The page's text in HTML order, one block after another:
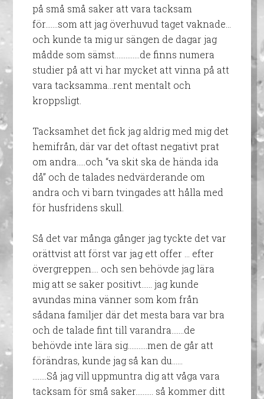
på små små saker att vara tacksam
för…….som att jag överhuvud taget vaknade…
och kunde ta mig ur sängen de dagar jag
mådde som sämst…………..de finns numera
studier på att vi har mycket att vinna på att
vara tacksamma…rent mentalt och
kroppsligt.
Tacksamhet det fick jag aldrig med mig det
hemifrån, där var det oftast negativt prat
om andra…..och “va skit ska de hända ida
då” och de talades nedvärderande om
andra och vi barn tvingades att hålla med
för husfridens skull.
Så det var många gånger jag tyckte det var
orättvist att först var jag ett offer … efter
övergreppen…. och sen behövde jag lära
mig att se saker positivt…… jag kunde
avundas mina vänner som kom från
sådana familjer där det mesta bara var bra
och de talade fint till varandra…….de
behövde inte lära sig……..…men de går att
förändras, kunde jag så kan du……
……..Så jag vill uppmuntra dig att våga vara
tacksam för små saker………. så kommer ditt